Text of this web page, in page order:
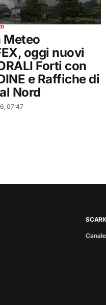
oggi nuovi
Forti con
e Raffiche di
Nord
07:47